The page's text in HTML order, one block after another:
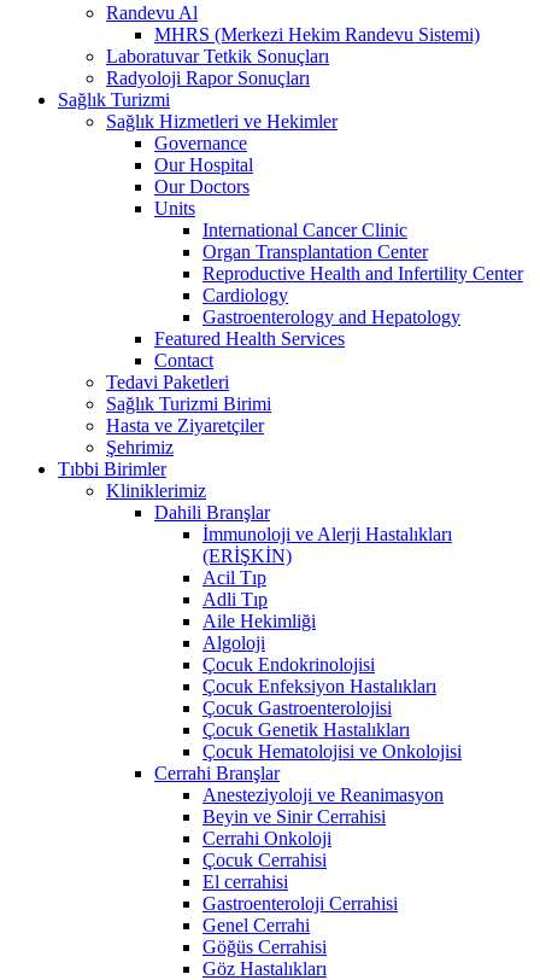
Randevu Al
MHRS (Merkezi Hekim Randevu Sistemi)
Laboratuvar Tetkik Sonuçları
Radyoloji Rapor Sonuçları
Sağlık Turizmi
Sağlık Hizmetleri ve Hekimler
Governance
Our Hospital
Our Doctors
Units
International Cancer Clinic
Organ Transplantation Center
Reproductive Health and Infertility Center
Cardiology
Gastroenterology and Hepatology
Featured Health Services
Contact
Tedavi Paketleri
Sağlık Turizmi Birimi
Hasta ve Ziyaretçiler
Şehrimiz
Tıbbi Birimler
Kliniklerimiz
Dahili Branşlar
İmmunoloji ve Alerji Hastalıkları
(ERİŞKİN)
Acil Tıp
Adli Tıp
Aile Hekimliği
Algoloji
Çocuk Endokrinolojisi
Çocuk Enfeksiyon Hastalıkları
Çocuk Gastroenterolojisi
Çocuk Genetik Hastalıkları
Çocuk Hematolojisi ve Onkolojisi
Cerrahi Branşlar
Anesteziyoloji ve Reanimasyon
Beyin ve Sinir Cerrahisi
Cerrahi Onkoloji
Çocuk Cerrahisi
El cerrahisi
Gastroenteroloji Cerrahisi
Genel Cerrahi
Göğüs Cerrahisi
Göz Hastalıkları